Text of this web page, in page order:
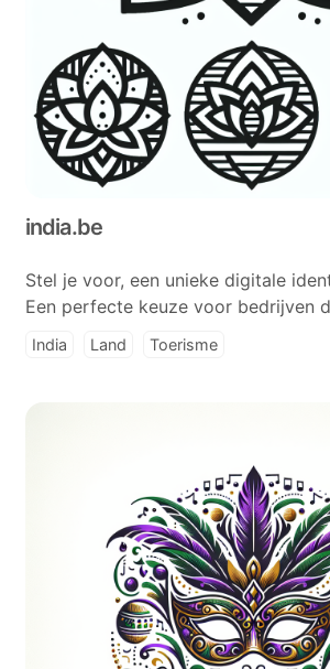
india.be
Stel je voor, een unieke digitale
Een perfecte keuze voor bedrijven
India Land Toerisme